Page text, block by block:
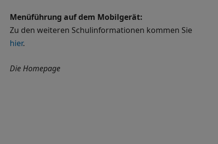
Menüführung auf dem Mobilgerät:
Zu den weiteren Schulinformationen kommen Sie
hier.
Die Homepage